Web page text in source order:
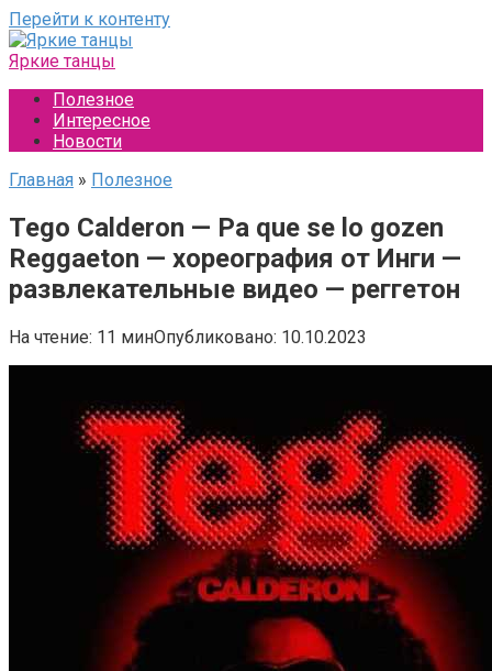
Перейти к контенту
Яркие танцы
Полезное
Интересное
Новости
Главная » Полезное
Tego Calderon — Pa que se lo gozen
Reggaeton — хореография от Инги —
развлекательные видео — реггетон
На чтение: 11 минОпубликовано: 10.10.2023